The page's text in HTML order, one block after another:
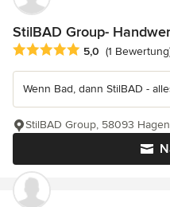
StilBAD Group-
Durchschnittliche
5,0 (1
Wenn Bad, dann StilBAD -
StilBAD Group, 58093 Hagen